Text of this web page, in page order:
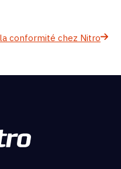
conformité chez Nitro